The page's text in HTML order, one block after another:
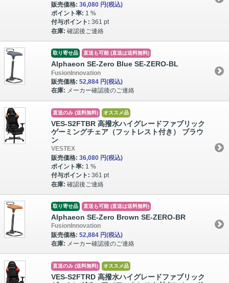
販売価格: 36,080 円(税込)
ポイント率: 1 %
付与ポイント: 361 pt
在庫: 確認後ご連絡
取り寄せ品 直送も可能 (直送は送料無料)
Alphaeon SE-Zero Blue SE-ZERO-BL
FusionInnovation
販売価格: 52,884 円(税込)
在庫: メーカー確認後のご連絡
直送のみ (送料無料) オススメ品
VES-S2FTBR 高撥水ハイグレードファブリック
ゲーミングチェア（フットレスト付き） ブラウ
ン
VESTEX
販売価格: 36,080 円(税込)
ポイント率: 1 %
付与ポイント: 361 pt
在庫: 確認後ご連絡
取り寄せ品 直送も可能 (直送は送料無料)
Alphaeon SE-Zero Brown SE-ZERO-BR
FusionInnovation
販売価格: 52,884 円(税込)
在庫: メーカー確認後のご連絡
直送のみ (送料無料) オススメ品
VES-S2FTRD 高撥水ハイグレードファブリック